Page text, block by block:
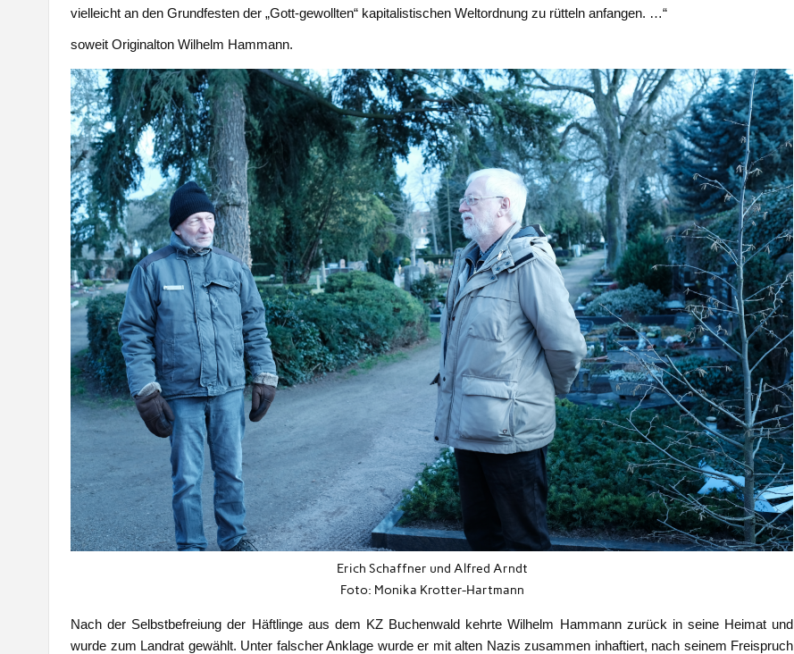
vielleicht an den Grundfesten der „Gott-gewollten“ kapitalistischen Weltordnung zu rütteln anfangen. …“
soweit Originalton Wilhelm Hammann.
Erich Schaffner und Alfred Arndt
Foto: Monika Krotter-Hartmann
Nach der Selbstbefreiung der Häftlinge aus dem KZ Buchenwald kehrte Wilhelm Hammann zurück in seine Heimat und
wurde zum Landrat gewählt. Unter falscher Anklage wurde er mit alten Nazis zusammen inhaftiert, nach seinem Freispruch